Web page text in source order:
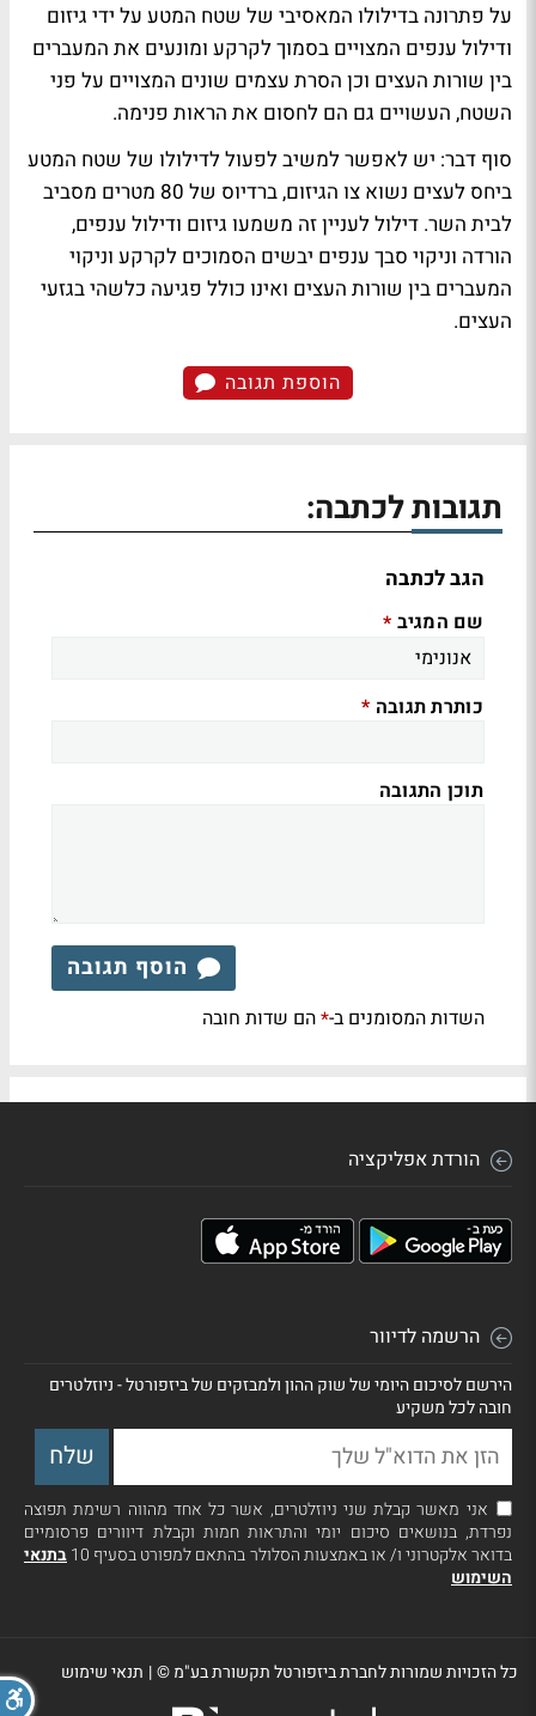
על פתרונה בדילולו המאסיבי של שטח המטע על ידי גיזום
ודילול ענפים המצויים בסמוך לקרקע ומונעים את המעברים
בין שורות העצים וכן הסרת עצמים שונים המצויים על פני
השטח, העשויים גם הם לחסום את הראות פנימה.
סוף דבר: יש לאפשר למשיב לפעול לדילולו של שטח המטע
ביחס לעצים נשוא צו הגיזום, ברדיוס של 80 מטרים מסביב
לבית השר. דילול לעניין זה משמעו גיזום ודילול ענפים,
הורדה וניקוי סבך ענפים יבשים הסמוכים לקרקע וניקוי
המעברים בין שורות העצים ואינו כולל פגיעה כלשהי בגזעי
העצים.
הוספת תגובה
תגובות לכתבה:
הגב לכתבה
שם המגיב *
כותרת תגובה *
תוכן התגובה
הוסף תגובה
השדות המסומנים ב-*הם שדות חובה
הורדת אפליקציה
הרשמה לדיוור
הירשם לסיכום היומי של שוק ההון ולמבזקים של ביזפורטל - ניוזלטרים
חובה לכל משקיע
אני מאשר קבלת שני ניוזלטרים, אשר כל אחד מהווה רשימת תפוצה
נפרדת, בנושאים סיכום יומי והתראות חמות וקבלת דיוורים פרסומיים
בדואר אלקטרוני ו/ או באמצעות הסלולר בהתאם למפורט בסעיף 10
בתנאי
השימוש
כל הזכויות שמורות לחברת ביזפורטל תקשורת בע"מ ©| תנאי שימוש